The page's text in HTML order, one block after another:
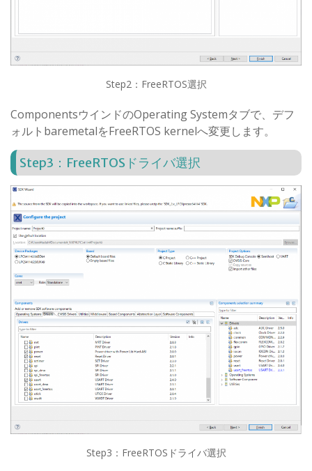
Step2：FreeRTOS選択
ComponentsウインドのOperating Systemタブで、デフ
ォルトbaremetalをFreeRTOS kernelへ変更します。
Step3：FreeRTOSドライバ選択
Step3：FreeRTOSドライバ選択